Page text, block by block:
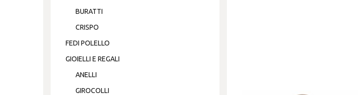
BURATTI
CRISPO
FEDI POLELLO
GIOIELLI E REGALI
ANELLI
GIROCOLLI